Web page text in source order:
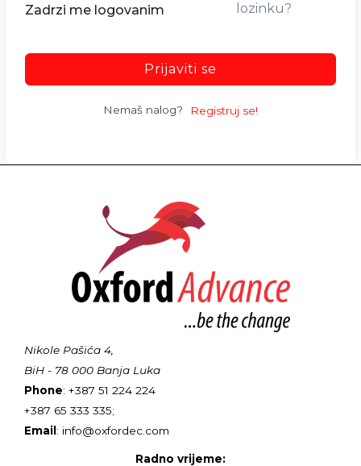
Zadrzi me logovanim
lozinku?
Prijaviti se
Nemaš nalog? Registruj se!
Nikole Pašića 4,
BiH - 78 000 Banja Luka
Phone: +387 51 224 224
+387 65 333 335;
Email: info@oxfordec.com
Radno vrijeme: